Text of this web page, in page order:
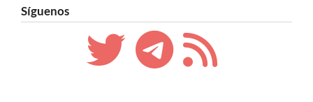
Síguenos